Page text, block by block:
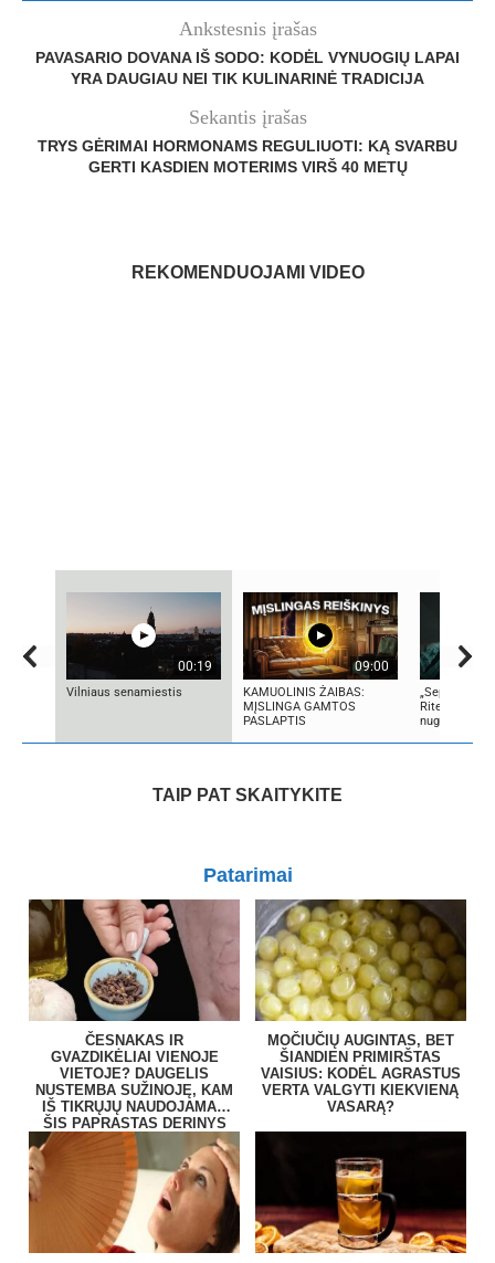
Ankstesnis įrašas
PAVASARIO DOVANA IŠ SODO: KODĖL VYNUOGIŲ LAPAI
YRA DAUGIAU NEI TIK KULINARINĖ TRADICIJA
Sekantis įrašas
TRYS GĖRIMAI HORMONAMS REGULIUOTI: KĄ SVARBU
GERTI KASDIEN MOTERIMS VIRŠ 40 METŲ
REKOMENDUOJAMI VIDEO
00:19
Vilniaus senamiestis
09:00
KAMUOLINIS ŽAIBAS:
MĮSLINGA GAMTOS
PASLAPTIS
„Septynių
Riteris" – kai
nugali
TAIP PAT SKAITYKITE
Patarimai
ČESNAKAS IR
GVAZDIKĖLIAI VIENOJE
VIETOJE? DAUGELIS
NUSTEMBA SUŽINOJĘ, KAM
IŠ TIKRŲJŲ NAUDOJAMAS
ŠIS PAPRASTAS DERINYS
MOČIUČIŲ AUGINTAS, BET
ŠIANDIEN PRIMIRŠTAS
VAISIUS: KODĖL AGRASTUS
VERTA VALGYTI KIEKVIENĄ
VASARĄ?